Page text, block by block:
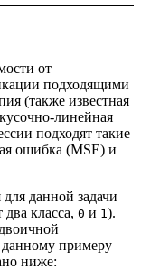
от
подходящими
(также известная
линейная
подходят такие
ошибка (MSE) и
данной задачи
класса, 0 и 1 ).
примеру
ниже: